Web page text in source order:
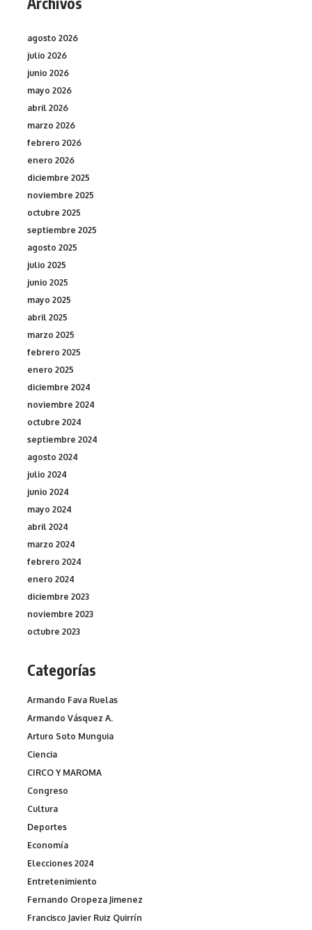
agosto 2026
julio 2026
junio 2026
mayo 2026
abril 2026
marzo 2026
febrero 2026
enero 2026
diciembre 2025
noviembre 2025
octubre 2025
septiembre 2025
agosto 2025
julio 2025
junio 2025
mayo 2025
abril 2025
marzo 2025
febrero 2025
enero 2025
diciembre 2024
noviembre 2024
octubre 2024
septiembre 2024
agosto 2024
julio 2024
junio 2024
mayo 2024
abril 2024
marzo 2024
febrero 2024
enero 2024
diciembre 2023
noviembre 2023
octubre 2023
Categorías
Armando Fava Ruelas
Armando Vásquez A.
Arturo Soto Munguia
Ciencia
CIRCO Y MAROMA
Congreso
Cultura
Deportes
Economía
Elecciones 2024
Entretenimiento
Fernando Oropeza Jimenez
Francisco Javier Ruiz Quirrín